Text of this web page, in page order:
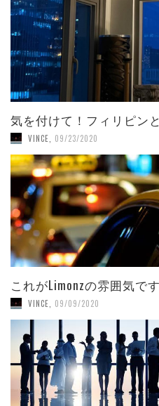
気を付けて！フィリピン
VINCE 09/23/2020
これがLimonzの雰囲気です
VINCE 09/09/2020